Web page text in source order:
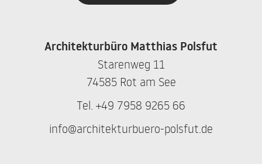
Architekturbüro Matthias Polsfut
Starenweg 11
74585 Rot am See
Tel. +49 7958 9265 66
info@architekturbuero-polsfut.de